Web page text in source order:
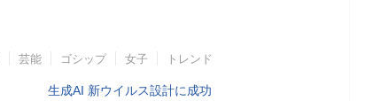
芸能 ゴシップ 女子 トレンド
生成AI 新ウイルス設計に成功